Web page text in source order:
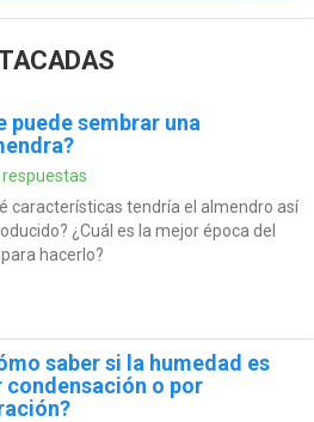
puede sembrar una
respuestas
características tendría el almendro así
¿Cuál es la mejor época del
hacerlo?
saber si la humedad es
condensación o por